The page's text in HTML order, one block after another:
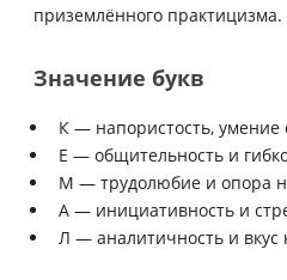
приземлённого практицизма.
Значение букв
К — напористость, умение
Е — общительность и
М — трудолюбие и опора
А — инициативность и
Л — аналитичность и вкус